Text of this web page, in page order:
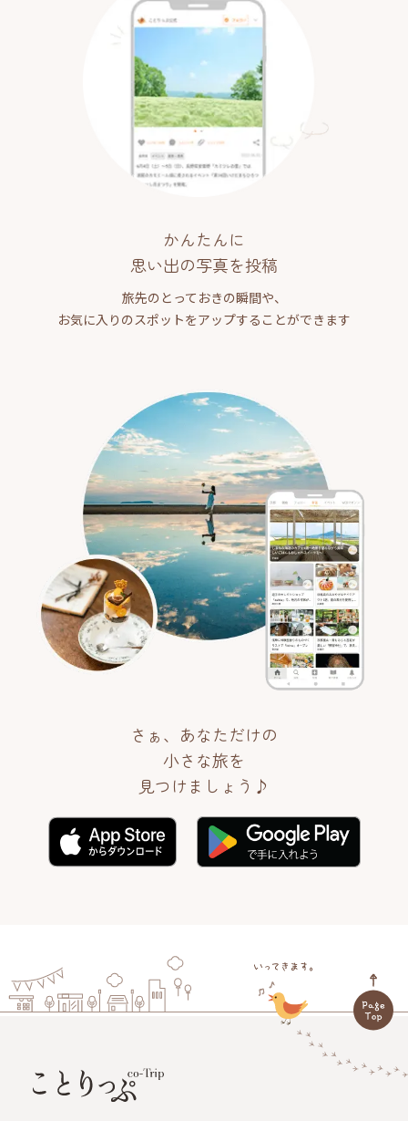
かんたんに
思い出の写真を投稿
旅先のとっておきの瞬間や、
お気に入りのスポットをアップすることができます
さぁ、あなただけの
小さな旅を
見つけましょう♪